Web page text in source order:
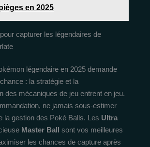
en 2025
capturer les légendaires de
légendaire en 2025 demande
: la stratégie et la
des mécaniques de jeu entrent en jeu.
ne jamais sous-estimer
la gestion des Poké Balls. Les Ultra
Master Ball
sont vos meilleures
les chances de capture après